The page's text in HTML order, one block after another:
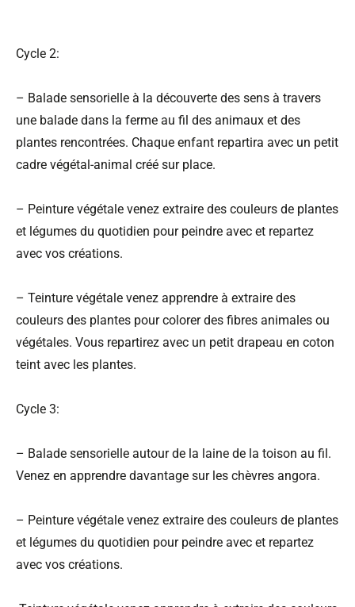
Cycle 2:
– Balade sensorielle à la découverte des sens à travers
une balade dans la ferme au fil des animaux et des
plantes rencontrées. Chaque enfant repartira avec un petit
cadre végétal-animal créé sur place.
– Peinture végétale venez extraire des couleurs de plantes
et légumes du quotidien pour peindre avec et repartez
avec vos créations.
– Teinture végétale venez apprendre à extraire des
couleurs des plantes pour colorer des fibres animales ou
végétales. Vous repartirez avec un petit drapeau en coton
teint avec les plantes.
Cycle 3:
– Balade sensorielle autour de la laine de la toison au fil.
Venez en apprendre davantage sur les chèvres angora.
– Peinture végétale venez extraire des couleurs de plantes
et légumes du quotidien pour peindre avec et repartez
avec vos créations.